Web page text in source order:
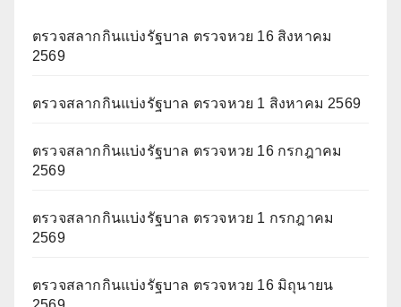
ตรวจสลากกินแบ่งรัฐบาล ตรวจหวย 16 สิงหาคม
2569
ตรวจสลากกินแบ่งรัฐบาล ตรวจหวย 1 สิงหาคม 2569
ตรวจสลากกินแบ่งรัฐบาล ตรวจหวย 16 กรกฎาคม
2569
ตรวจสลากกินแบ่งรัฐบาล ตรวจหวย 1 กรกฎาคม
2569
ตรวจสลากกินแบ่งรัฐบาล ตรวจหวย 16 มิถุนายน